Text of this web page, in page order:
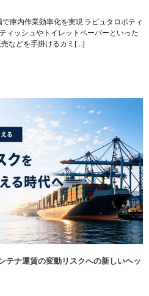
庫内作業効率化を実現 ラピュタロボティ
ィッシュやトイレットペーパーといった
などを手掛けるカミ[…]
テナ運賃の変動リスクへの新しいヘッ